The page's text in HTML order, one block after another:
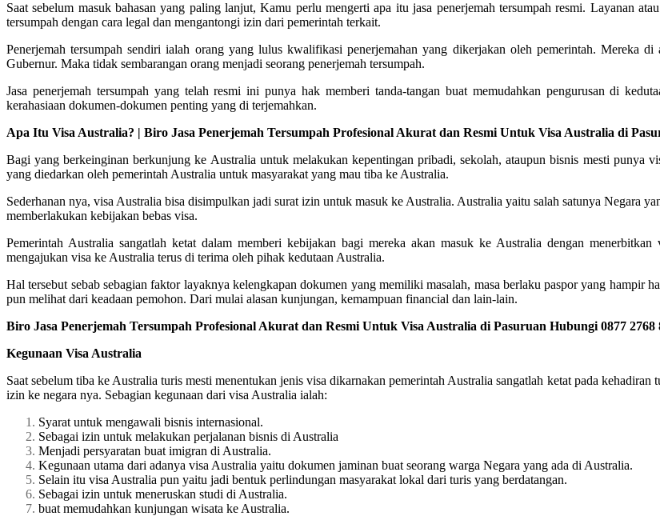
Saat sebelum masuk bahasan yang paling lanjut, Kamu perlu mengerti apa itu jasa penerjemah tersumpah resmi. Layanan
tersumpah dengan cara legal dan mengantongi izin dari pemerintah terkait.
Penerjemah tersumpah sendiri ialah orang yang lulus kwalifikasi penerjemahan yang dikerjakan oleh pemerintah. Mereka
Gubernur. Maka tidak sembarangan orang menjadi seorang penerjemah tersumpah.
Jasa penerjemah tersumpah yang telah resmi ini punya hak memberi tanda-tangan buat memudahkan pengurusan di
kerahasiaan dokumen-dokumen penting yang di terjemahkan.
Apa Itu Visa Australia? | Biro Jasa Penerjemah Tersumpah Profesional Akurat dan Resmi Untuk Visa Australia di
Bagi yang berkeinginan berkunjung ke Australia untuk melakukan kepentingan pribadi, sekolah, ataupun bisnis mesti punya
yang diedarkan oleh pemerintah Australia untuk masyarakat yang mau tiba ke Australia.
Sederhanan nya, visa Australia bisa disimpulkan jadi surat izin untuk masuk ke Australia. Australia yaitu salah satunya Negara
memberlakukan kebijakan bebas visa.
Pemerintah Australia sangatlah ketat dalam memberi kebijakan bagi mereka akan masuk ke Australia dengan
mengajukan visa ke Australia terus di terima oleh pihak kedutaan Australia.
Hal tersebut sebab sebagian faktor layaknya kelengkapan dokumen yang memiliki masalah, masa berlaku paspor yang hampir
pun melihat dari keadaan pemohon. Dari mulai alasan kunjungan, kemampuan financial dan lain-lain.
Biro Jasa Penerjemah Tersumpah Profesional Akurat dan Resmi Untuk Visa Australia di Pasuruan Hubungi 0877 2768
Kegunaan Visa Australia
Saat sebelum tiba ke Australia turis mesti menentukan jenis visa dikarnakan pemerintah Australia sangatlah ketat pada
izin ke negara nya. Sebagian kegunaan dari visa Australia ialah:
Syarat untuk mengawali bisnis internasional.
Sebagai izin untuk melakukan perjalanan bisnis di Australia
Menjadi persyaratan buat imigran di Australia.
Kegunaan utama dari adanya visa Australia yaitu dokumen jaminan buat seorang warga Negara yang ada di Australia.
Selain itu visa Australia pun yaitu jadi bentuk perlindungan masyarakat lokal dari turis yang berdatangan.
Sebagai izin untuk meneruskan studi di Australia.
buat memudahkan kunjungan wisata ke Australia.